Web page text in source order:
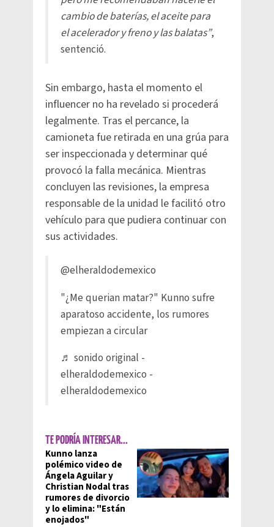
cambio de baterías, el aceite para
el acelerador y freno y las balatas”,
sentenció.
Sin embargo, hasta el momento el
influencer no ha revelado si procederá
legalmente. Tras el percance, la
camioneta fue retirada en una grúa para
ser inspeccionada y determinar qué
provocó la falla mecánica. Mientras
concluyen las revisiones, la empresa
responsable de la unidad le facilitó otro
vehículo para que pudiera continuar con
sus actividades.
@elheraldodemexico
"¿Me querian matar?" Kunno sufre
aparatoso accidente, los rumores
empiezan a circular
♬ sonido original -
elheraldodemexico -
elheraldodemexico
TE PODRÍA INTERESAR...
Kunno lanza
polémico video de
Ángela Aguilar y
Christian Nodal tras
rumores de divorcio
y lo elimina: "Están
enojados"